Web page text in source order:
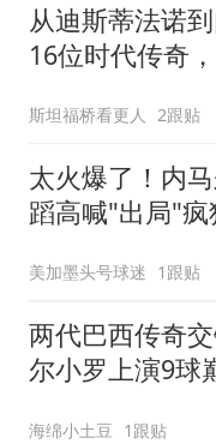
从迪斯蒂法诺到
16位时代传奇
斯坦福桥看更人 2跟贴
太火爆了！内
蹈高喊"出局"疯
美加墨头号球迷 1跟贴
两代巴西传奇
尔小罗上演9球
海绵小土豆 1跟贴